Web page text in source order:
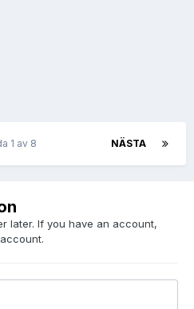
NÄSTA
1 av 8
later. If you have an account,